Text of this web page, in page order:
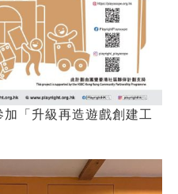
「升級再造遊戲創建工